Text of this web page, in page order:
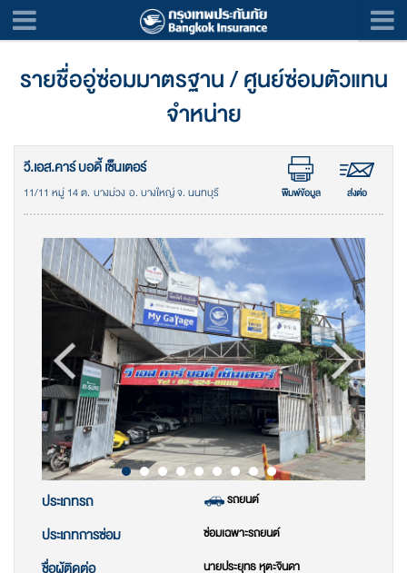
รายชื่ออู่ซ่อมมาตรฐาน / ศูนย์ซ่อมตัวแทน
จำหน่าย
วี.เอส.คาร์ บอดี้ เซ็นเตอร์
11/11 หมู่ 14 ต. บางม่วง อ. บางใหญ่ จ. นนทบุรี พิมพ์ข้อมูล ส่งต่อ
ประเภทรถ รถยนต์
ประเภทการซ่อม ซ่อมเฉพาะรถยนต์
นายประยุทธ หุตะจินดา